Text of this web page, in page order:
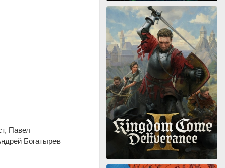
Павел
Богатырев